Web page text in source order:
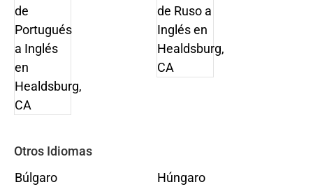
Otros Idiomas
Búlgaro
Húngaro